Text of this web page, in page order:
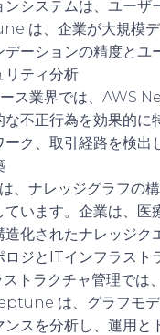
ンシステムは、ユー
は、企業が大規模
デーションの精度とユ
リティ分析
ス業界では、AWS
な不正行為を効果的
ク、取引経路を検出
ナレッジグラフの
ています。企業は、
化されたナレッジク
ロジとITインフラスト
トラクチャ管理では
は、グラフモ
スを分析し、運用と